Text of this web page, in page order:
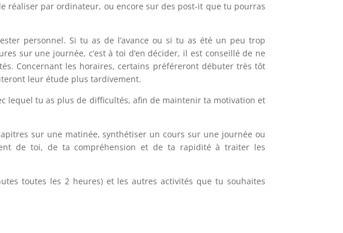
réaliser par ordinateur, ou encore sur des post-it que tu pourras
personnel. Si tu as de l’avance ou si tu as été un peu trop
sur une journée, c’est à toi d’en décider, il est conseillé de ne
Concernant les horaires, certains préféreront débuter très tôt
leur étude plus tardivement.
lequel tu as plus de difficultés, afin de maintenir ta motivation et
sur une matinée, synthétiser un cours sur une journée ou
de toi, de ta compréhension et de ta rapidité à traiter les
toutes les 2 heures) et les autres activités que tu souhaites